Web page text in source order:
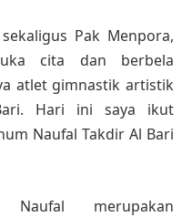
Pak Menpora,
cita dan berbela
atlet gimnastik artistik
Hari ini saya ikut
Naufal Takdir Al Bari
Naufal merupakan